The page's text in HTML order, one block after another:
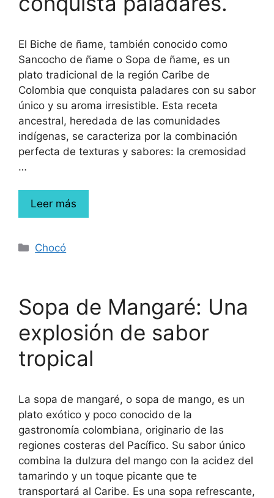
El Biche de ñame, también conocido como
Sancocho de ñame o Sopa de ñame, es un
plato tradicional de la región Caribe de
Colombia que conquista paladares con su sabor
único y su aroma irresistible. Esta receta
ancestral, heredada de las comunidades
indígenas, se caracteriza por la combinación
perfecta de texturas y sabores: la cremosidad
…
Leer más
Chocó
Sopa de Mangaré: Una
explosión de sabor
tropical
La sopa de mangaré, o sopa de mango, es un
plato exótico y poco conocido de la
gastronomía colombiana, originario de las
regiones costeras del Pacífico. Su sabor único
combina la dulzura del mango con la acidez del
tamarindo y un toque picante que te
transportará al Caribe. Es una sopa refrescante,